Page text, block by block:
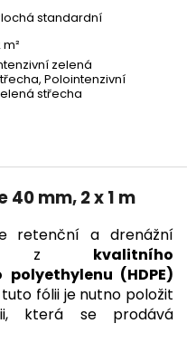
standardní
m²
zelená
Polointenzivní
střecha
mm, 2 x 1 m
retenční a drenážní
z kvalitního
(HDPE)
tuto fólii je nutno položit
která se prodává